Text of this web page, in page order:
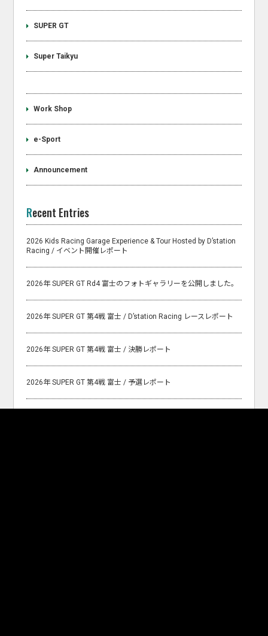
SUPER GT
Super Taikyu
Work Shop
e-Sport
Announcement
Recent Entries
2026 Kids Racing Garage Experience & Tour Hosted by D’station
Racing / イベント開催レポート
2026年 SUPER GT Rd4 富士のフォトギャラリーを公開しました。
2026年 SUPER GT 第4戦 富士 / D’station Racing レースレポート
2026年 SUPER GT 第4戦 富士 / 決勝レポート
2026年 SUPER GT 第4戦 富士 / 予選レポート